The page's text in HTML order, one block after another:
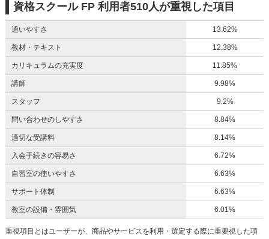
資格スクール FP 利用者510人が重視した項目
通いやすさ 13.62%
教材・テキスト 12.38%
カリキュラムの充実度 11.85%
講師 9.98%
スタッフ 9.2%
問い合わせのしやすさ 8.84%
適切な受講料 8.14%
入会手続きの容易さ 6.72%
自習室の使いやすさ 6.63%
サポート体制 6.63%
教室の設備・雰囲気 6.01%
重視項目とはユーザーが、商品やサービスを利用・選定する際に重要視した項